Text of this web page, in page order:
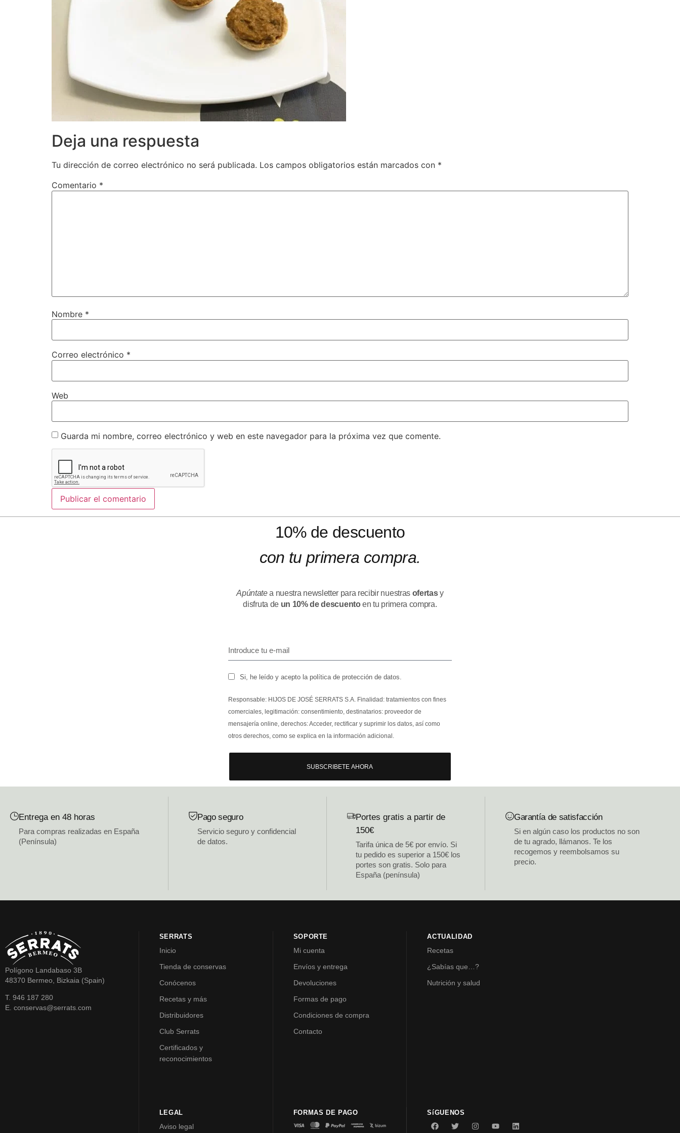
Deja una respuesta
Tu dirección de correo electrónico no será publicada. Los campos obligatorios están marcados con *
Comentario *
Nombre *
Correo electrónico *
Web
Guarda mi nombre, correo electrónico y web en este navegador para la próxima vez que comente.
10% de descuento
con tu primera compra.
Apúntatea nuestra newsletter para recibir nuestras ofertasy
disfruta de un 10% de descuentoen tu primera compra.
Si, he leído y acepto la política de protección de datos.
Responsable: HIJOS DE JOSÉ SERRATS S.A. Finalidad: tratamientos con fines
comerciales, legitimación: consentimiento, destinatarios: proveedor de
mensajería online, derechos: Acceder, rectificar y suprimir los datos, así como
otros derechos, como se explica en la información adicional.
SUBSCRIBETE AHORA
Entrega en 48 horas
Para compras realizadas en España
(Península)
Pago seguro
Servicio seguro y confidencial
de datos.
Portes gratis a partir de
150€
Tarifa única de 5€ por envío. Si
tu pedido es superior a 150€ los
portes son gratis. Solo para
España (península)
Garantía de satisfacción
Si en algún caso los productos no son
de tu agrado, llámanos. Te los
recogemos y reembolsamos su
precio.
Polígono Landabaso 3B
48370 Bermeo, Bizkaia (Spain)
T. 946 187 280
E. conservas@serrats.com
SERRATS
Inicio
Tienda de conservas
Conócenos
Recetas y más
Distribuidores
Club Serrats
Certificados y
reconocimientos
SOPORTE
Mi cuenta
Envíos y entrega
Devoluciones
Formas de pago
Condiciones de compra
Contacto
ACTUALIDAD
Recetas
¿Sabías que…?
Nutrición y salud
LEGAL
Aviso legal
FORMAS DE PAGO SíGUENOS